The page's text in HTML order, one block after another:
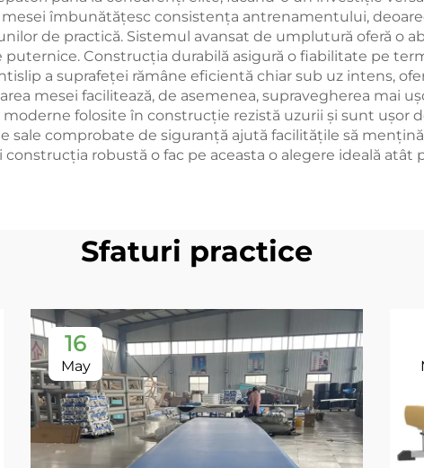
îmbunătățesc consistența antrenamentului,
de practică. Sistemul avansat de umplutură oferă o
Construcția durabilă asigură o fiabilitate pe
a suprafeței rămâne eficientă chiar sub uz intens,
mesei facilitează, de asemenea, supravegherea mai
folosite în construcție rezistă uzurii și sunt ușor
sale comprobate de siguranță ajută facilitățile să
construcția robustă o fac pe aceasta o alegere ideală
Sfaturi practice
16
May